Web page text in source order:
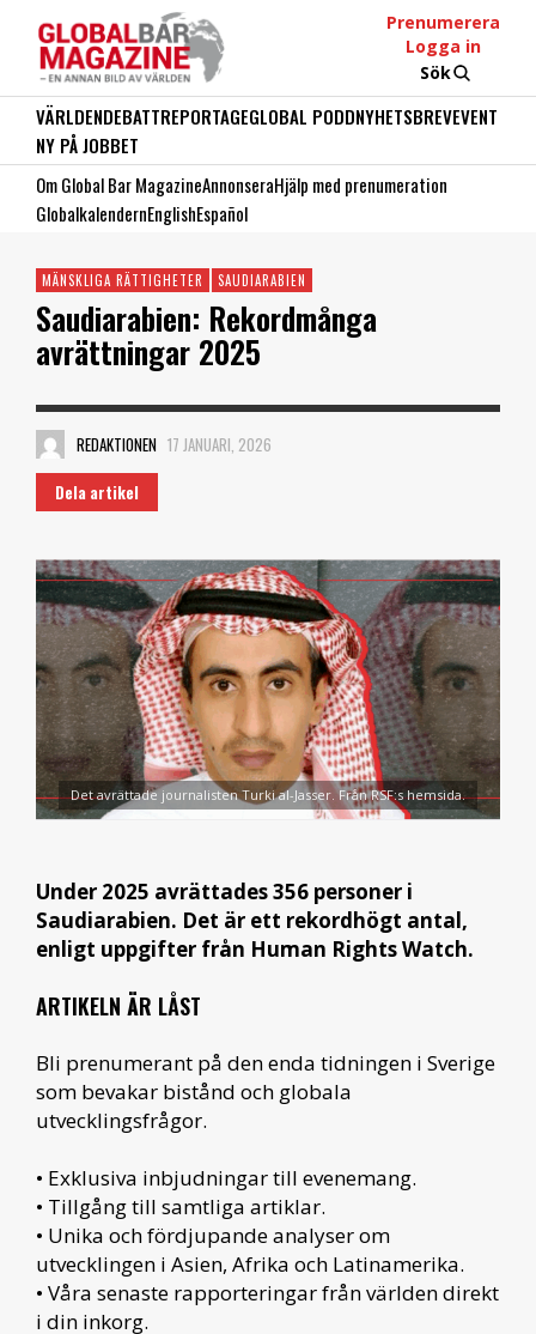
Prenumerera
Logga in
Sök
VÄRLDENDEBATTREPORTAGEGLOBAL PODDNYHETSBREVEVENT
NY PÅ JOBBET
Om Global Bar MagazineAnnonseraHjälp med prenumeration
GlobalkalendernEnglishEspañol
MÄNSKLIGA RÄTTIGHETER SAUDIARABIEN
Saudiarabien: Rekordmånga
avrättningar 2025
REDAKTIONEN 17 JANUARI, 2026
Dela artikel
Det avrättade journalisten Turki al-Jasser. Från RSF:s hemsida.
Under 2025 avrättades 356 personer i
Saudiarabien. Det är ett rekordhögt antal,
enligt uppgifter från Human Rights Watch.
ARTIKELN ÄR LÅST
Bli prenumerant på den enda tidningen i Sverige
som bevakar bistånd och globala
utvecklingsfrågor.
• Exklusiva inbjudningar till evenemang.
• Tillgång till samtliga artiklar.
• Unika och fördjupande analyser om
utvecklingen i Asien, Afrika och Latinamerika.
• Våra senaste rapporteringar från världen direkt
i din inkorg.